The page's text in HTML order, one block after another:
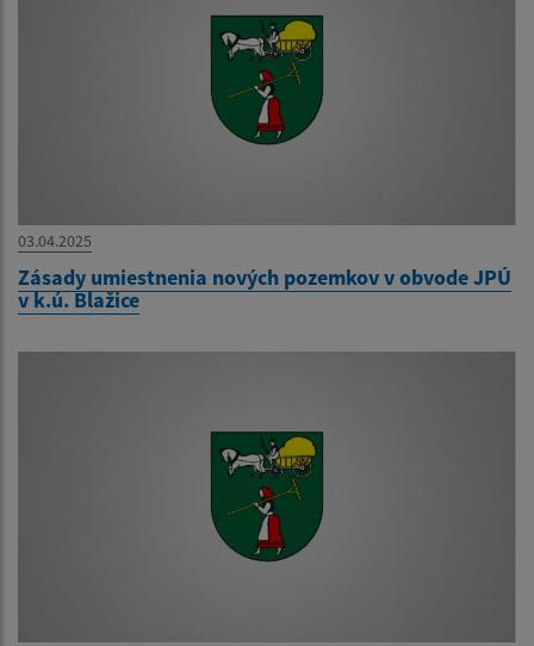
03.04.2025
Zásady umiestnenia nových pozemkov v obvode JPÚ
v k.ú. Blažice